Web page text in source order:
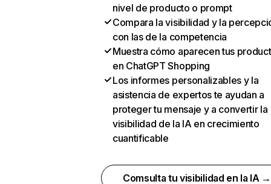
nivel de producto o prompt
Compara la visibilidad y la
con las de la competencia
Muestra cómo aparecen tus
en ChatGPT Shopping
Los informes personalizables y la
asistencia de expertos te ayudan a
proteger tu mensaje y a convertir la
visibilidad de la IA en crecimiento
cuantificable
Comsulta tu visibilidad en la IA →